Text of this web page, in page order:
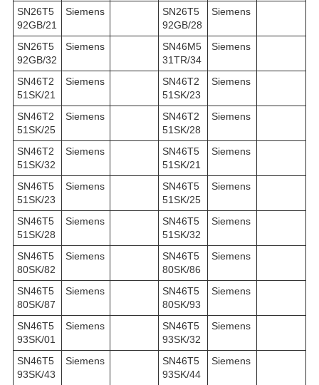
SN26T5
92GB/21
Siemens
SN26T5
92GB/28
Siemens
SN26T5
92GB/32
Siemens
SN46M5
31TR/34
Siemens
SN46T2
51SK/21
Siemens
SN46T2
51SK/23
Siemens
SN46T2
51SK/25
Siemens
SN46T2
51SK/28
Siemens
SN46T2
51SK/32
Siemens
SN46T5
51SK/21
Siemens
SN46T5
51SK/23
Siemens
SN46T5
51SK/25
Siemens
SN46T5
51SK/28
Siemens
SN46T5
51SK/32
Siemens
SN46T5
80SK/82
Siemens
SN46T5
80SK/86
Siemens
SN46T5
80SK/87
Siemens
SN46T5
80SK/93
Siemens
SN46T5
93SK/01
Siemens
SN46T5
93SK/32
Siemens
SN46T5
93SK/43
Siemens
SN46T5
93SK/44
Siemens